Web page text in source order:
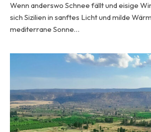
Wenn anderswo Schnee fällt und eisige
sich Sizilien in sanftes Licht und milde
mediterrane Sonne…